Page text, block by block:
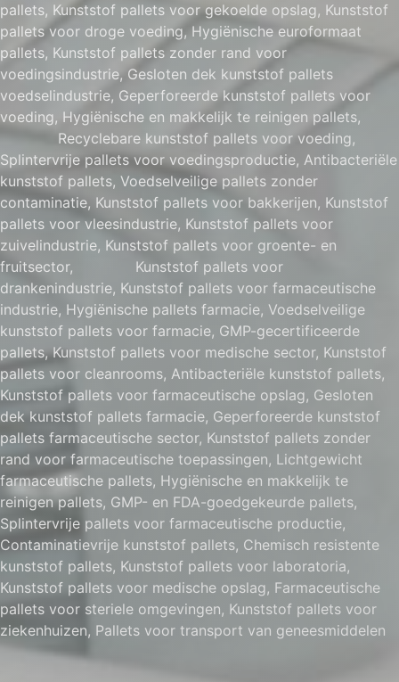
pallets, Kunststof pallets voor gekoelde opslag, Kunststof
pallets voor droge voeding, Hygiënische euroformaat
pallets, Kunststof pallets zonder rand voor
voedingsindustrie, Gesloten dek kunststof pallets
voedselindustrie, Geperforeerde kunststof pallets voor
voeding, Hygiënische en makkelijk te reinigen pallets,
Recyclebare kunststof pallets voor voeding,
Splintervrije pallets voor voedingsproductie, Antibacteriële
kunststof pallets, Voedselveilige pallets zonder
contaminatie, Kunststof pallets voor bakkerijen, Kunststof
pallets voor vleesindustrie, Kunststof pallets voor
zuivelindustrie, Kunststof pallets voor groente- en
fruitsector, Kunststof pallets voor
drankenindustrie, Kunststof pallets voor farmaceutische
industrie, Hygiënische pallets farmacie, Voedselveilige
kunststof pallets voor farmacie, GMP-gecertificeerde
pallets, Kunststof pallets voor medische sector, Kunststof
pallets voor cleanrooms, Antibacteriële kunststof pallets,
Kunststof pallets voor farmaceutische opslag, Gesloten
dek kunststof pallets farmacie, Geperforeerde kunststof
pallets farmaceutische sector, Kunststof pallets zonder
rand voor farmaceutische toepassingen, Lichtgewicht
farmaceutische pallets, Hygiënische en makkelijk te
reinigen pallets, GMP- en FDA-goedgekeurde pallets,
Splintervrije pallets voor farmaceutische productie,
Contaminatievrije kunststof pallets, Chemisch resistente
kunststof pallets, Kunststof pallets voor laboratoria,
Kunststof pallets voor medische opslag, Farmaceutische
pallets voor steriele omgevingen, Kunststof pallets voor
ziekenhuizen, Pallets voor transport van geneesmiddelen